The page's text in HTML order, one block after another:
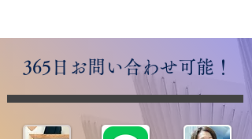
​365日お問い合わせ可能！